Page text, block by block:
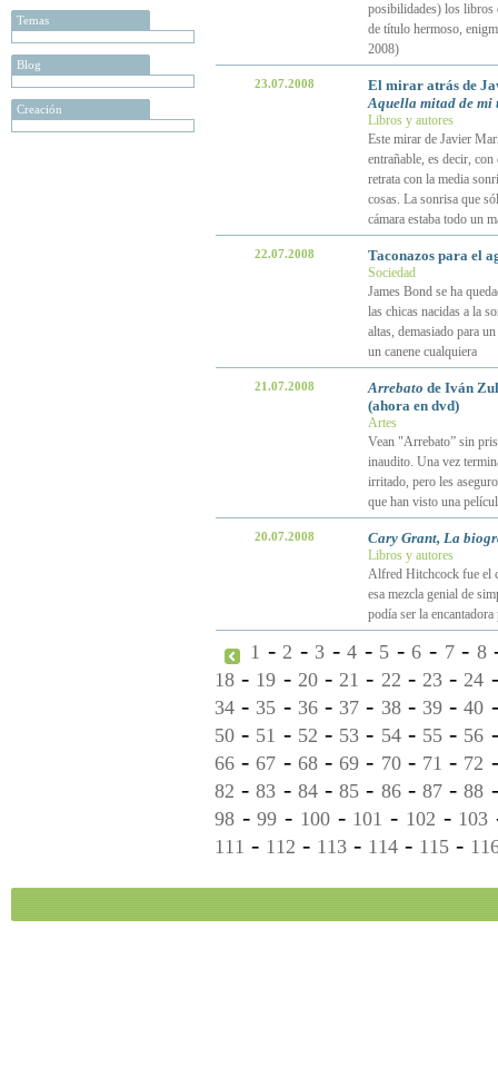
Temas
Blog
Creación
posibilidades) los libros
de título hermoso,
2008)
23.07.2008
El mirar atrás de
Aquella mitad de mi
Libros y autores
Este mirar de Javier
entrañable, es decir,
retrata con la media
cosas. La sonrisa que
cámara estaba todo un
22.07.2008 Taconazos para el
Sociedad
James Bond se ha
las chicas nacidas a la
altas, demasiado para
un canene cualquiera
21.07.2008 Arrebato de Iván
(ahora en dvd)
Artes
Vean "Arrebato” sin
inaudito. Una vez
irritado, pero les
que han visto una
20.07.2008 Cary Grant, La
Libros y autores
Alfred Hitchcock fue el
esa mezcla genial de
podía ser la
1 -2 - 3 -4 - 5 -6 - 7- 8
18 - 19 - 20-21 - 22 - 23-24
34 - 35 - 36- 37 - 38- 39-40
50 - 51 - 52 - 53 - 54- 55- 56
66 -67 - 68-69 - 70- 71 - 72
82 -83 - 84-85 - 86- 87-88
98 -99 - 100- 101 - 102 - 103
111 - 112 - 113 - 114 - 115 -